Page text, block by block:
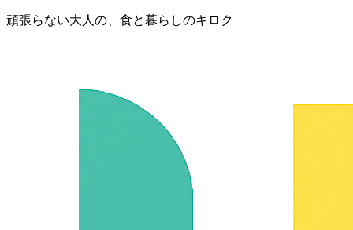
頑張らない大人の、食と暮らしのキロク